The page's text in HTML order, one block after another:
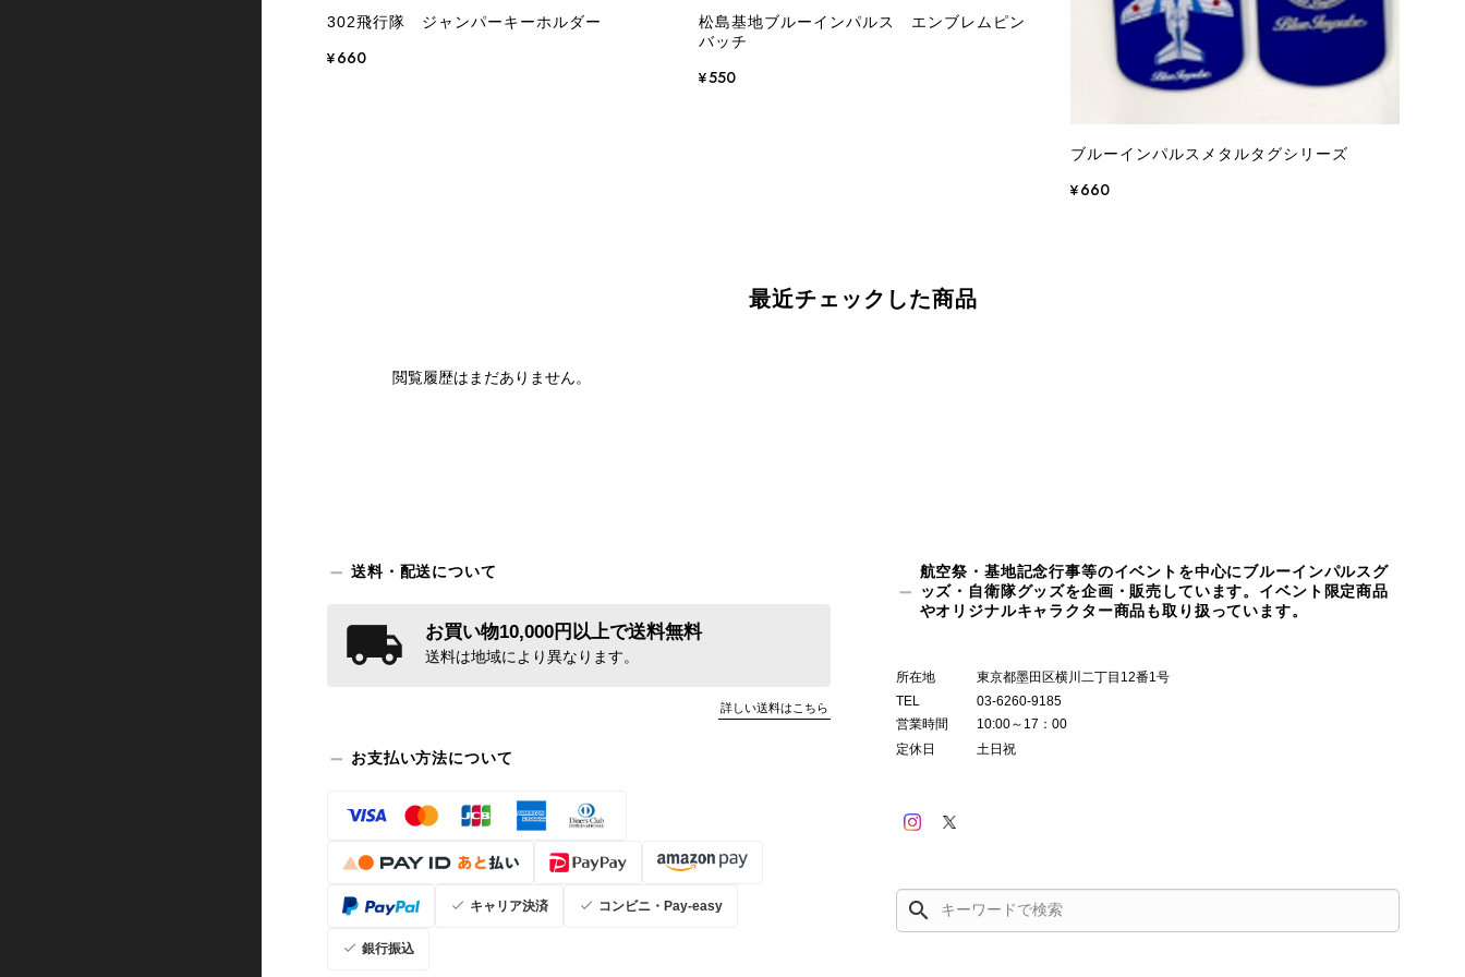
302飛行隊 ジャンパーキーホルダー
¥660
松島基地ブルーインパルス エンブレムピン
バッチ
¥550
ブルーインパルスメタルタグシリーズ
¥660
最近チェックした商品
閲覧履歴はまだありません。
送料・配送について
お買い物10,000円以上で送料無料
送料は地域により異なります。
詳しい送料はこちら
お支払い方法について
キャリア決済 コンビニ・Pay-easy
銀行振込
航空祭・基地記念行事等のイベントを中心にブルーインパルスグ
ッズ・自衛隊グッズを企画・販売しています。イベント限定商品
やオリジナルキャラクター商品も取り扱っています。
所在地
東京都墨田区横川二丁目12番1号
TEL
03-6260-9185
営業時間
10:00～17：00
定休日
土日祝
search